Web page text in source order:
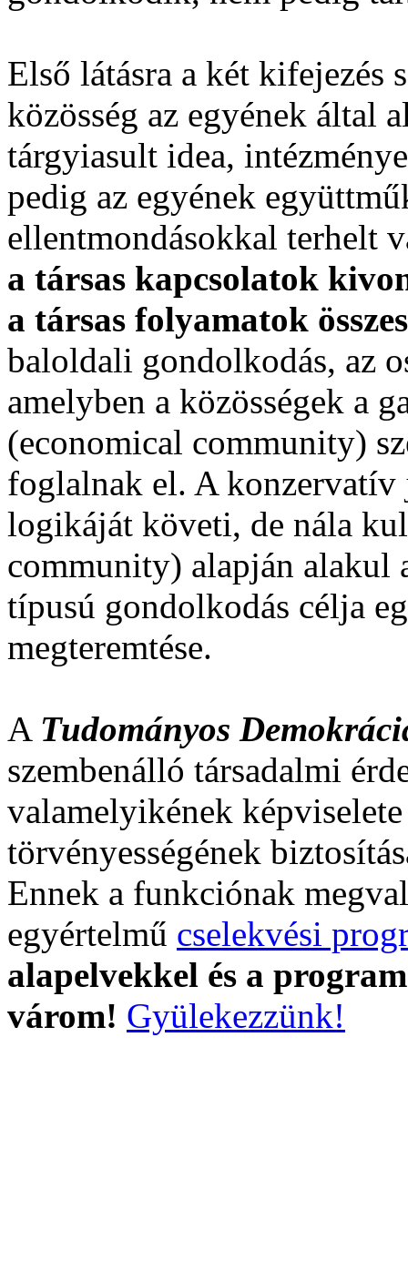
Első látásra a két kifejezés
közösség az egyének által
tárgyiasult idea,
pedig az egyének
ellentmondásokkal terhelt
a társas kapcsolatok
a társas folyamatok
baloldali gondolkodás, az
amelyben a közösségek a
(economical community)
foglalnak el. A konzervatív
logikáját követi, de nála
community) alapján
típusú gondolkodás célja
megteremtése.
A Tudományos
szembenálló társadalmi
valamelyikének
törvényességének
Ennek a funkciónak
egyértelmű cselekvési
alapelvekkel és a
várom! Gyülekezzünk!